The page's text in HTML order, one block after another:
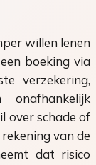
willen lenen
boeking via
verzekering,
onafhankelijk
over schade of
van de
dat risico